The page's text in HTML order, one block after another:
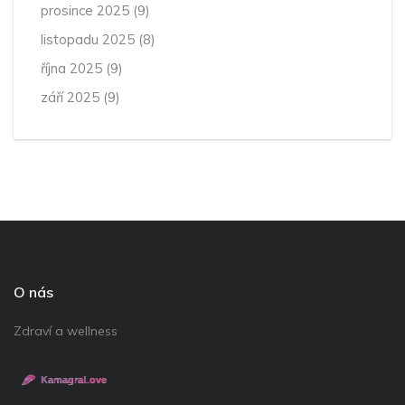
prosince 2025 (9)
listopadu 2025 (8)
října 2025 (9)
září 2025 (9)
O nás
Zdraví a wellness